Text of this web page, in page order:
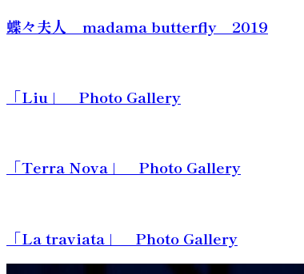
蝶々夫人 madama butterfly 2019
「Liu」 Photo Gallery
「Terra Nova」 Photo Gallery
「La traviata」 Photo Gallery